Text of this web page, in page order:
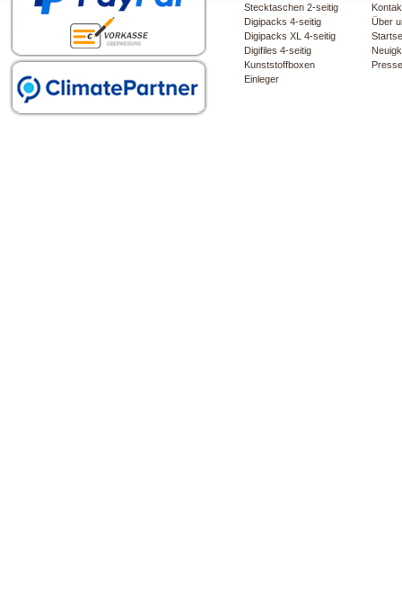
Stecktaschen 2-seitig
Digipacks 4-seitig
Digipacks XL 4-seitig
Digifiles 4-seitig
Kunststoffboxen
Einleger
Über